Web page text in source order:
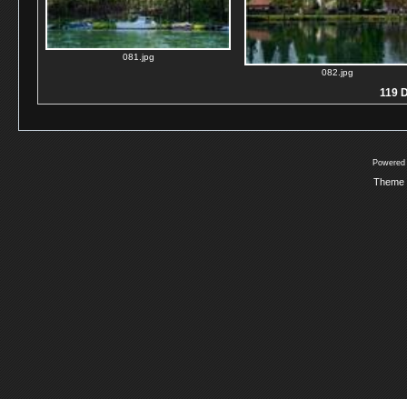
081.jpg
082.jpg
119
Theme